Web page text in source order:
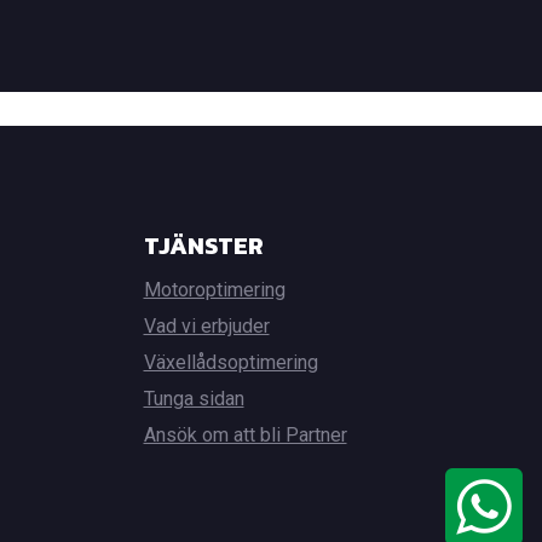
TJÄNSTER
Motoroptimering
Vad vi erbjuder
Växellådsoptimering
Tunga sidan
Ansök om att bli Partner